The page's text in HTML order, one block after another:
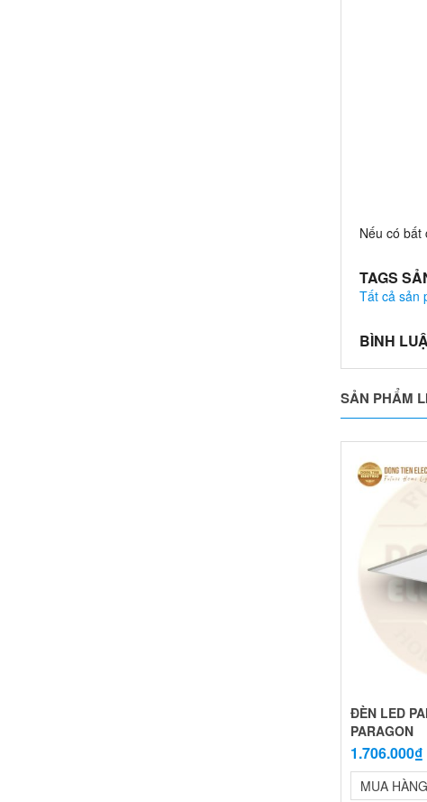
Nếu có
TAGS
Tất cả sản
BÌNH
SẢN PHẨM
ĐÈN LED
PARAGON
1.706.000₫
MUA HÀNG